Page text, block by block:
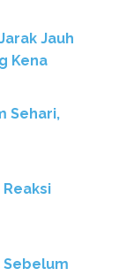
Jauh
Kena
Sehari,
Sebelum